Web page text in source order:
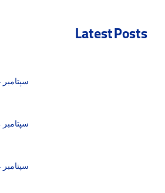
Latest Posts
سپتامبر 24, 2025
سپتامبر 24, 2025
سپتامبر 24, 2025